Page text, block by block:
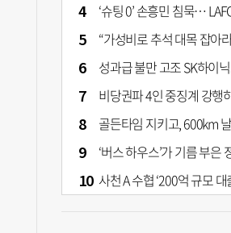
‘슈팅 0’ 손흥민 침묵… LAFC, 톨루
“가성비로 추석 대목 잡아라” 고물가에 실속형
성과급 불만 고조 SK하이닉스, 통합노
비당권파 4인 중징계 강행하나…역풍 예고
골든타임 지키고, 600km 날아… 잇따라 생명 구
‘버스 하우스’가 기름 부은 정부·여당
사천 A 수협 ‘200억 규모 대출 보증 이관’ 논